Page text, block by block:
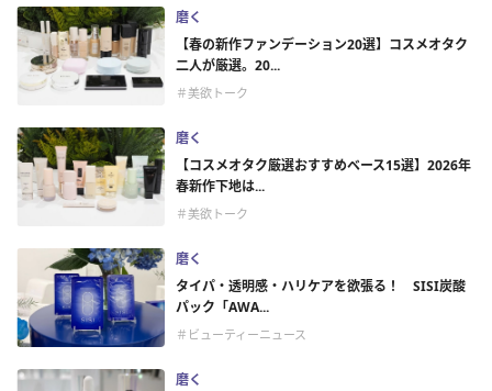
磨く
【春の新作ファンデーション20選】コスメオタク
二人が厳選。20...
＃美欲トーク
磨く
【コスメオタク厳選おすすめベース15選】2026年
春新作下地は...
＃美欲トーク
磨く
タイパ・透明感・ハリケアを欲張る！ SISI炭酸
パック「AWA...
＃ビューティーニュース
磨く